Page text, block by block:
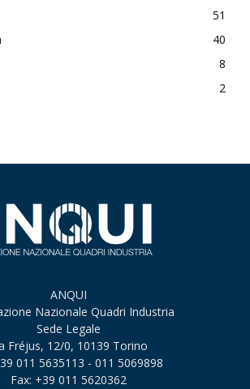
51
40
8
2
ANQUI
Nazionale Quadri Industria
Sede Legale
Fréjus, 12/0, 10139 Torino
011 5635113 - 011 5069898
Fax: +39 011 5620362